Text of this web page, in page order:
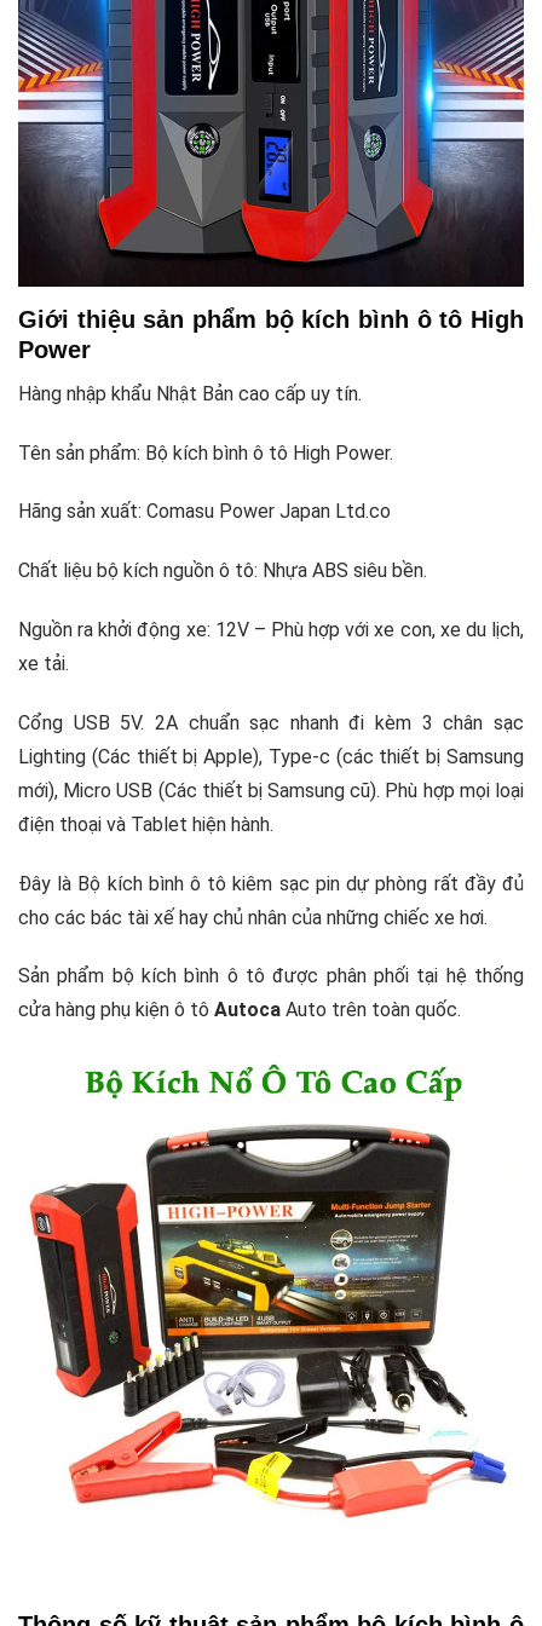
Giới thiệu sản phẩm bộ kích bình ô tô High
Power
Hàng nhập khẩu Nhật Bản cao cấp uy tín.
Tên sản phẩm: Bộ kích bình ô tô High Power.
Hãng sản xuất: Comasu Power Japan Ltd.co
Chất liệu bộ kích nguồn ô tô: Nhựa ABS siêu bền.
Nguồn ra khởi động xe: 12V – Phù hợp với xe con, xe du lịch,
xe tải.
Cổng USB 5V. 2A chuẩn sạc nhanh đi kèm 3 chân sạc
Lighting (Các thiết bị Apple), Type-c (các thiết bị Samsung
mới), Micro USB (Các thiết bị Samsung cũ). Phù hợp mọi loại
điện thoại và Tablet hiện hành.
Đây là Bộ kích bình ô tô kiêm sạc pin dự phòng rất đầy đủ
cho các bác tài xế hay chủ nhân của những chiếc xe hơi.
Sản phẩm bộ kích bình ô tô được phân phối tại hệ thống
cửa hàng phụ kiện ô tô Autoca Auto trên toàn quốc.